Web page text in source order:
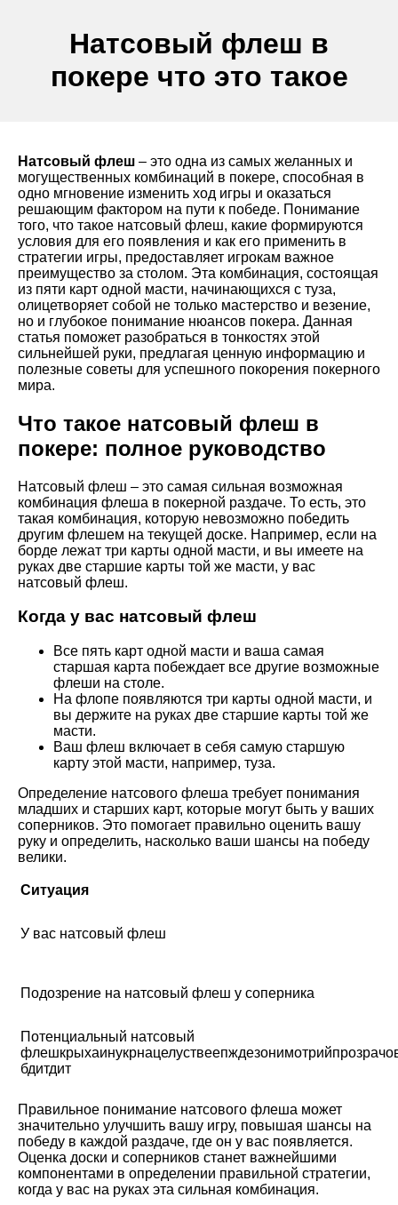
Натсовый флеш в
покере что это такое
Натсовый флеш – это одна из самых желанных и
могущественных комбинаций в покере, способная в
одно мгновение изменить ход игры и оказаться
решающим фактором на пути к победе. Понимание
того, что такое натсовый флеш, какие формируются
условия для его появления и как его применить в
стратегии игры, предоставляет игрокам важное
преимущество за столом. Эта комбинация, состоящая
из пяти карт одной масти, начинающихся с туза,
олицетворяет собой не только мастерство и везение,
но и глубокое понимание нюансов покера. Данная
статья поможет разобраться в тонкостях этой
сильнейшей руки, предлагая ценную информацию и
полезные советы для успешного покорения покерного
мира.
Что такое натсовый флеш в
покере: полное руководство
Натсовый флеш – это самая сильная возможная
комбинация флеша в покерной раздаче. То есть, это
такая комбинация, которую невозможно победить
другим флешем на текущей доске. Например, если на
борде лежат три карты одной масти, и вы имеете на
руках две старшие карты той же масти, у вас
натсовый флеш.
Когда у вас натсовый флеш
Все пять карт одной масти и ваша самая
старшая карта побеждает все другие возможные
флеши на столе.
На флопе появляются три карты одной масти, и
вы держите на руках две старшие карты той же
масти.
Ваш флеш включает в себя самую старшую
карту этой масти, например, туза.
Определение натсового флеша требует понимания
младших и старших карт, которые могут быть у ваших
соперников. Это помогает правильно оценить вашу
руку и определить, насколько ваши шансы на победу
велики.
Ситуация
У вас натсовый флеш
Подозрение на натсовый флеш у соперника
Потенциальный натсовый
бдитдит
Правильное понимание натсового флеша может
значительно улучшить вашу игру, повышая шансы на
победу в каждой раздаче, где он у вас появляется.
Оценка доски и соперников станет важнейшими
компонентами в определении правильной стратегии,
когда у вас на руках эта сильная комбинация.